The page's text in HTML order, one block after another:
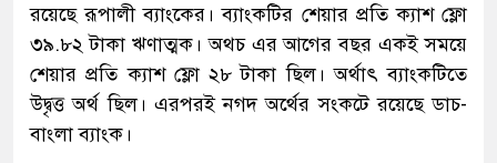
রয়েছে রূপালী ব্যাংকের। ব্যাংকটির শেয়ার প্রতি ক্যাশ ফ্লো
৩৯.৮২ টাকা ঋণাত্মক। অথচ এর আগের বছর একই সময়ে
শেয়ার প্রতি ক্যাশ ফ্লো ২৮ টাকা ছিল। অর্থাৎ ব্যাংকটিতে
উদ্বৃত্ত অর্থ ছিল। এরপরই নগদ অর্থের সংকটে রয়েছে ডাচ-
বাংলা ব্যাংক।